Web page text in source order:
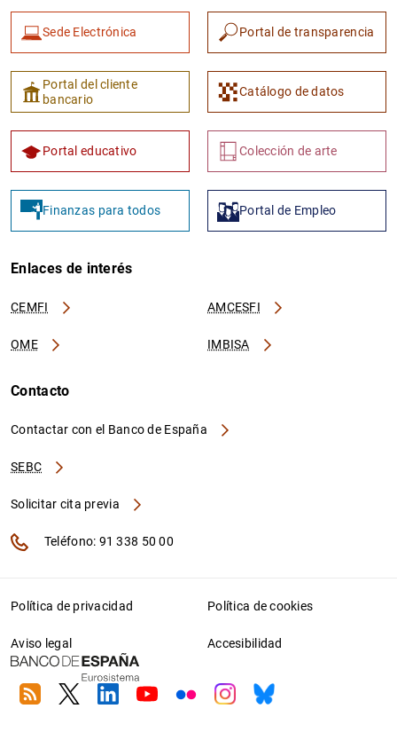
Sede Electrónica Portal de transparencia
Portal del cliente
bancario
Catálogo de datos
Portal educativo Colección de arte
Finanzas para todos Portal de Empleo
Enlaces de interés
CEMFI AMCESFI
OME IMBISA
Contacto
Contactar con el Banco de España
SEBC
Solicitar cita previa
Teléfono: 91 338 50 00
Política de privacidad Política de cookies
Aviso legal Accesibilidad
RSS TwitterLinkedin
YoutubeFlickrInstagram
Bluesky